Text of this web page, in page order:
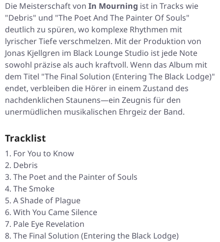
Die Meisterschaft von In Mourning ist in Tracks wie
"Debris" und "The Poet And The Painter Of Souls"
deutlich zu spüren, wo komplexe Rhythmen mit
lyrischer Tiefe verschmelzen. Mit der Produktion von
Jonas Kjellgren im Black Lounge Studio ist jede Note
sowohl präzise als auch kraftvoll. Wenn das Album mit
dem Titel "The Final Solution (Entering The Black Lodge)"
endet, verbleiben die Hörer in einem Zustand des
nachdenklichen Staunens—ein Zeugnis für den
unermüdlichen musikalischen Ehrgeiz der Band.
Tracklist
For You to Know
Debris
The Poet and the Painter of Souls
The Smoke
A Shade of Plague
With You Came Silence
Pale Eye Revelation
The Final Solution (Entering the Black Lodge)